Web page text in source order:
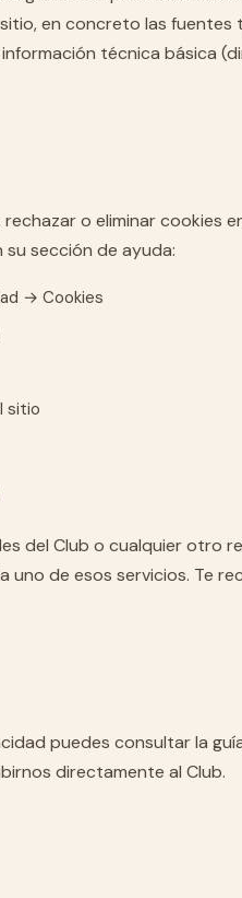
en concreto las
técnica básica
o eliminar cookies
sección de ayuda:
→ Cookies
sitio
del Club o cualquier otro
uno de esos servicios. Te
puedes consultar la
directamente al Club.